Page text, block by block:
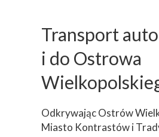
Transport
i do Ostrowa
Odkrywając Ostrów
Miasto Kontrastów i